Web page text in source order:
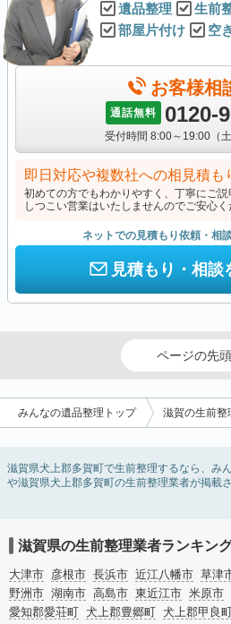
遺品整理 生前
部屋片付け
空
お客様相
通話無料 0120-
受付時間 8:00～19:00（土
即日対応や複数社への相見積も
初めての方でもわかりやすく、丁寧にご
しつこい営業はいたしませんのでご安心く
ネットでの見積もり依頼・相
見積もり・相談
ページの先
みんなの遺品整理トップ 滋賀の生前整
滋賀県犬上郡多賀町で生前整理するなら、み
や滋賀県犬上郡多賀町の生前整理業者が掲載
設入居に伴う不用品の処分・回収・引き取り
などのオプションサービスで絞り込み検索を
またお役立ち情報も豊富なので終活でエンデ
頓・老前整理・生前整理のコツについてもチ
滋賀県の生前整理業者ランキン
大津市 彦根市 長浜市 近江八幡市 草津
野洲市 湖南市 高島市 東近江市 米原市
愛知郡愛荘町 犬上郡豊郷町 犬上郡甲良